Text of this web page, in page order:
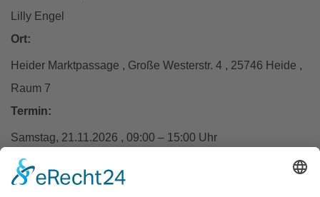
Lilly Engel
Ort:
Heider Marktpassage , Große Westerstr. 4 , 25746 Heide ,
Raum 7
Termin:
Samstag, 21.11.2026 , 09:00 – 15:00 Uhr